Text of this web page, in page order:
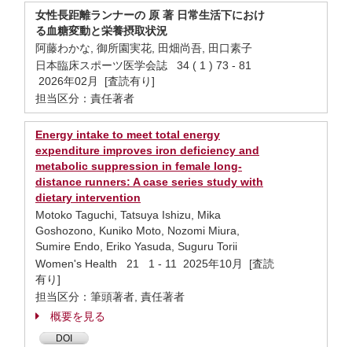
女性長距離ランナーの 原 著 日常生活下におけ
る血糖変動と栄養摂取状況
阿藤わかな, 御所園実花, 田畑尚吾, 田口素子
日本臨床スポーツ医学会誌 34 ( 1 ) 73 - 81
2026年02月 [査読有り]
担当区分：責任著者
Energy intake to meet total energy
expenditure improves iron deficiency and
metabolic suppression in female long-
distance runners: A case series study with
dietary intervention
Motoko Taguchi, Tatsuya Ishizu, Mika
Goshozono, Kuniko Moto, Nozomi Miura,
Sumire Endo, Eriko Yasuda, Suguru Torii
Women's Health 21 1 - 11 2025年10月 [査読
有り]
担当区分：筆頭著者, 責任著者
概要を見る
DOI